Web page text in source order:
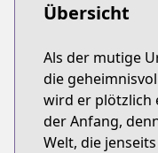
Übersicht
Als der mutige
die
wird er plötzlich
der Anfang,
Welt, die